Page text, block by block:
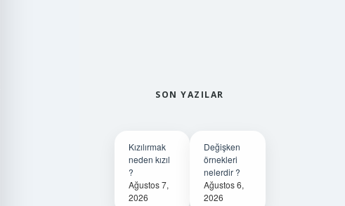
SON YAZILAR
Kızılırmak
neden kızıl
?
Ağustos 7,
2026
Değişken
örnekleri
nelerdir ?
Ağustos 6,
2026